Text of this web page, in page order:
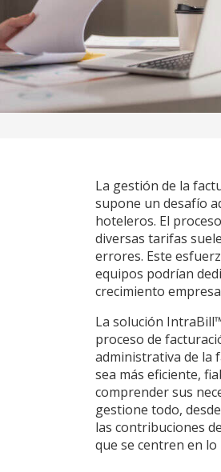
La gestión de la
supone un desafío
hoteleros. El
diversas tarifas
errores. Este
equipos podrían
crecimiento
La solución
proceso de
administrativa de la
sea más eficiente,
comprender sus
gestione todo,
las contribuciones
que se centren en